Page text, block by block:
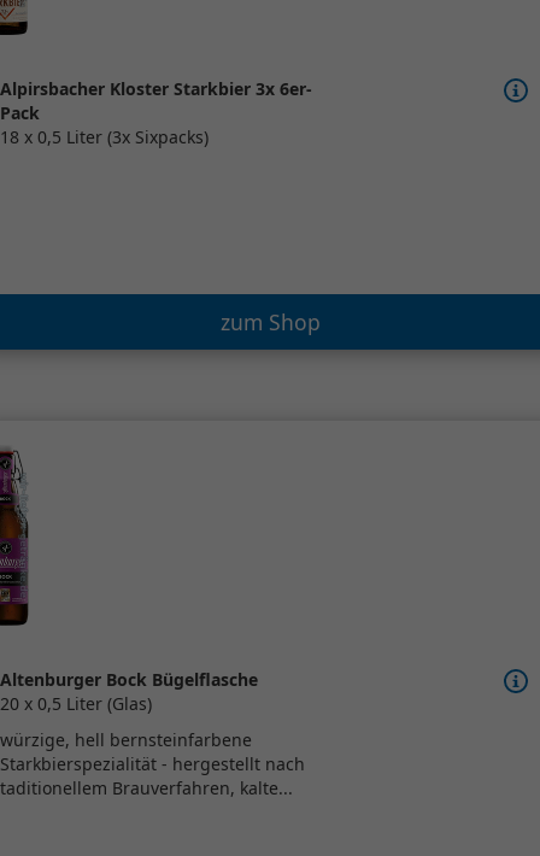
Alpirsbacher Kloster Starkbier 3x 6er-
Pack
18 x 0,5 Liter (3x Sixpacks)
zum Shop
Altenburger Bock Bügelflasche
20 x 0,5 Liter (Glas)
würzige, hell bernsteinfarbene
Starkbierspezialität - hergestellt nach
taditionellem Brauverfahren, kalte...